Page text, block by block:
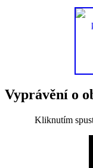
Vyprávění o
Kliknutím